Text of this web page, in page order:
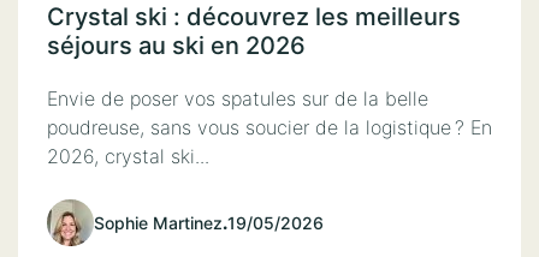
Crystal ski : découvrez les meilleurs
séjours au ski en 2026
Envie de poser vos spatules sur de la belle
poudreuse, sans vous soucier de la logistique ? En
2026, crystal ski...
Sophie Martinez.19/05/2026